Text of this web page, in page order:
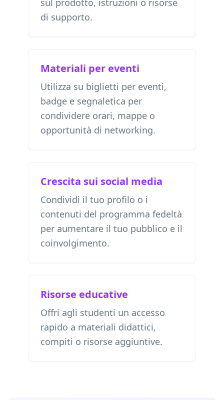
sul prodotto, istruzioni o risorse
di supporto.
Materiali per eventi
Utilizza su biglietti per eventi,
badge e segnaletica per
condividere orari, mappe o
opportunità di networking.
Crescita sui social media
Condividi il tuo profilo o i
contenuti del programma fedeltà
per aumentare il tuo pubblico e il
coinvolgimento.
Risorse educative
Offri agli studenti un accesso
rapido a materiali didattici,
compiti o risorse aggiuntive.